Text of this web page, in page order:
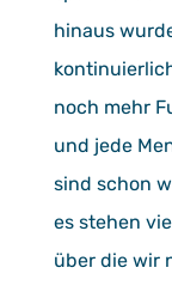
hinaus
noch mehr
und jede
sind schon
es stehen
über die wir